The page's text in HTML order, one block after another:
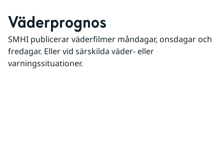
Väderprognos
SMHI publicerar väderfilmer måndagar, onsdagar och
fredagar. Eller vid särskilda väder- eller
varningssituationer.